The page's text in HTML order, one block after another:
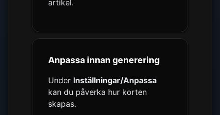
artikel.
Anpassa innan generering
Under Inställningar/Anpassa
kan du påverka hur korten
skapas.